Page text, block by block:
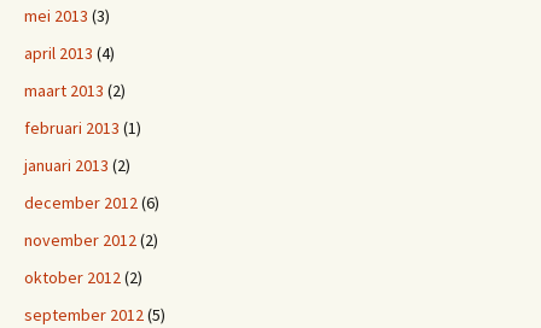
mei 2013 (3)
april 2013 (4)
maart 2013 (2)
februari 2013 (1)
januari 2013 (2)
december 2012(6)
november 2012(2)
oktober 2012(2)
september 2012(5)